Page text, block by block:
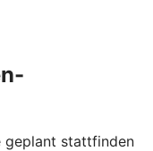
geplant stattfinden